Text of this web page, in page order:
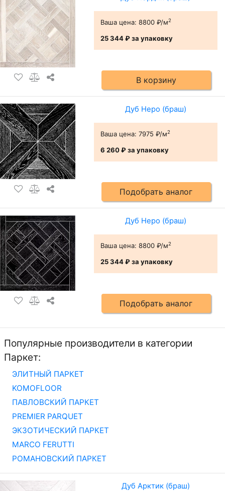
Ваша цена: 8800 ₽/м2
25 344 ₽за упаковку
В корзину
Дуб Неро (браш)
Ваша цена: 7975 ₽/м2
6 260 ₽за упаковку
Подобрать аналог
Дуб Неро (браш)
Ваша цена: 8800 ₽/м2
25 344 ₽за упаковку
Подобрать аналог
Популярные производители в категории
Паркет:
ЭЛИТНЫЙ ПАРКЕТ
KOMOFLOOR
ПАВЛОВСКИЙ ПАРКЕТ
PREMIER PARQUET
ЭКЗОТИЧЕСКИЙ ПАРКЕТ
MARCO FERUTTI
РОМАНОВСКИЙ ПАРКЕТ
Дуб Арктик (браш)